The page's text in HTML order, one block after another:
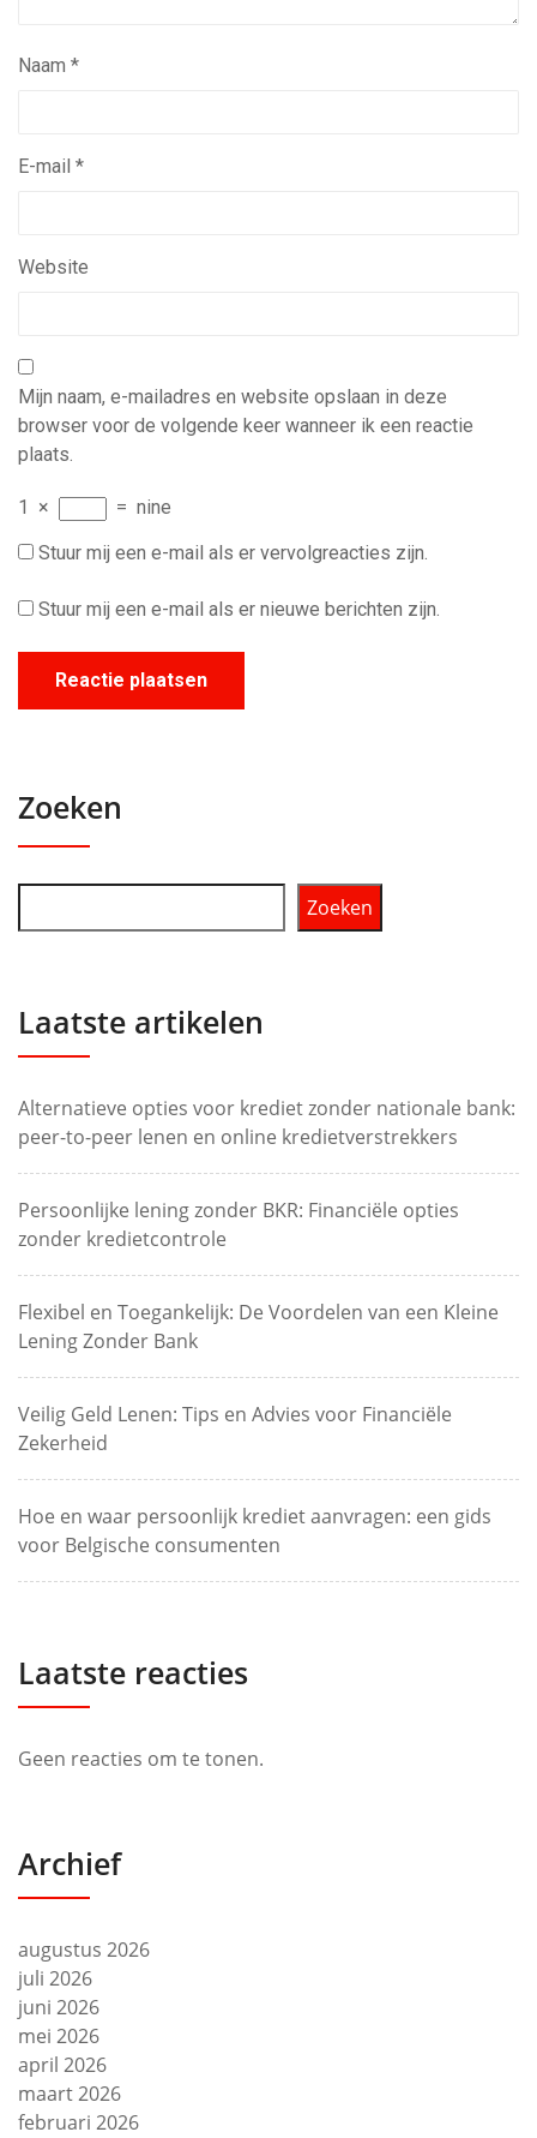
Naam *
E-mail *
Website
Mijn naam, e-mailadres en website opslaan in deze
browser voor de volgende keer wanneer ik een reactie
plaats.
1 × = nine
Stuur mij een e-mail als er vervolgreacties zijn.
Stuur mij een e-mail als er nieuwe berichten zijn.
Zoeken
Zoeken
Laatste artikelen
Alternatieve opties voor krediet zonder nationale bank:
peer-to-peer lenen en online kredietverstrekkers
Persoonlijke lening zonder BKR: Financiële opties
zonder kredietcontrole
Flexibel en Toegankelijk: De Voordelen van een Kleine
Lening Zonder Bank
Veilig Geld Lenen: Tips en Advies voor Financiële
Zekerheid
Hoe en waar persoonlijk krediet aanvragen: een gids
voor Belgische consumenten
Laatste reacties
Geen reacties om te tonen.
Archief
augustus 2026
juli 2026
juni 2026
mei 2026
april 2026
maart 2026
februari 2026